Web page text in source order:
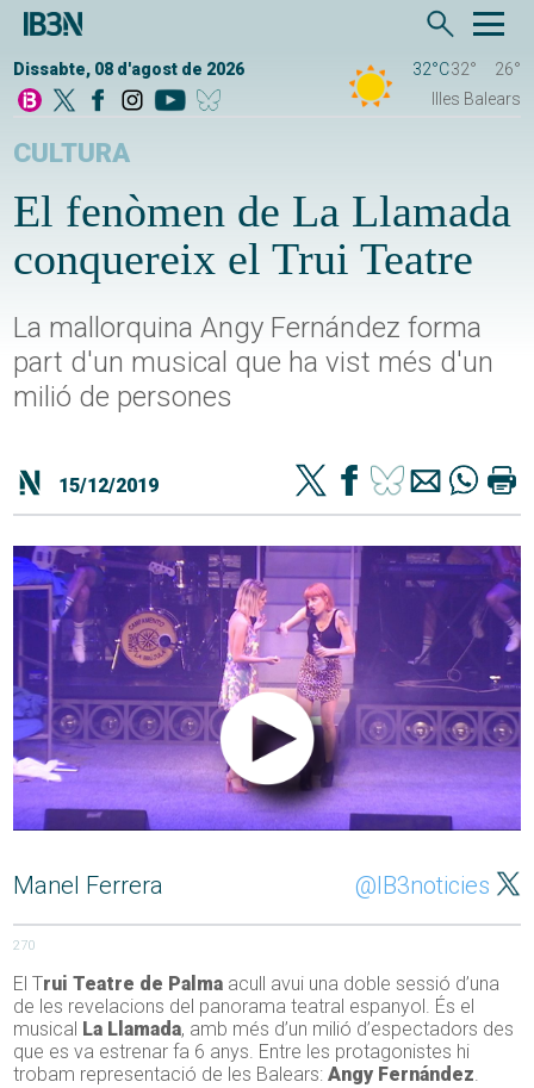
Dissabte, 08 d'agost de 2026 32°C32°
26°
Illes Balears
CULTURA
El fenòmen de La Llamada
conquereix el Trui Teatre
La mallorquina Angy Fernández forma
part d'un musical que ha vist més d'un
milió de persones
15/12/2019
Manel Ferrera @IB3noticies
270
El Trui Teatre de Palma acull avui una doble sessió d’una
de les revelacions del panorama teatral espanyol. És el
musical La Llamada, amb més d’un milió d’espectadors des
que es va estrenar fa 6 anys. Entre les protagonistes hi
trobam representació de les Balears:Angy Fernández.